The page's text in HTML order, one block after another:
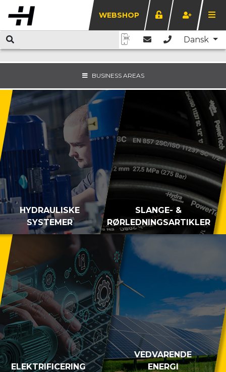
WEBSHOP
Dansk
BUSINESS AREAS
HYDRAULISKE
SYSTEMER
SLANGE- &
RØRLEDNINGSARTIKLER
ELEKTRIFICERING
VEDVARENDE
ENERGI